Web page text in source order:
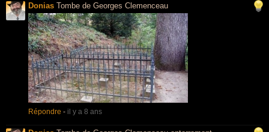
Donias Tombe de Georges Clemenceau
Répondre - il y a 8 ans